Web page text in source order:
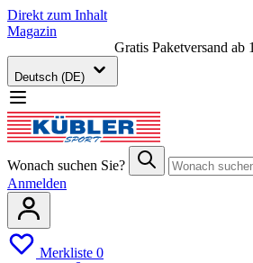
Direkt zum Inhalt
Magazin
Gratis Paketversand ab
Deutsch (DE)
Wonach suchen Sie?
Anmelden
Merkliste 0